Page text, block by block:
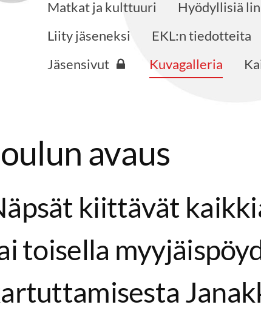
Matkat ja kulttuuri
Hyödyllisiä
Liity jäseneksi
EKL:n tiedotteita
Jäsensivut
Kuvagalleria
avaus
kiittävät
toisella